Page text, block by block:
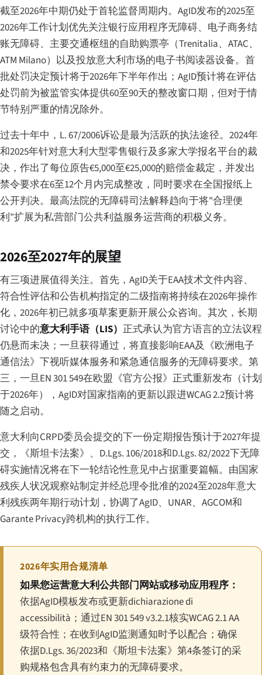
截至2026年中期仍处于首轮监督周期内。AgID发布的2025至
2026年工作计划优先关注银行应用程序无障碍、电子商务结
账无障碍、主要交通枢纽的自助购票亭（Trenitalia、ATAC、
ATM Milano）以及投放意大利市场的电子书阅读器设备。首
批处罚决定预计将于2026年下半年作出；AgID预计将在评估
处罚前为被监管实体提供60至90天的整改窗口期，但对于情
节特别严重的情况除外。
过去十年中，L. 67/2006诉讼是最为活跃的执法途径。2024年
和2025年针对意大利大型零售银行及多家大学报名平台的裁
决，作出了每位原告€5,000至€25,000的赔偿金裁定，并发出
禁令要求在6至12个月内完成整改，同时要求在全国报纸上
公开判决。最高法院的无障碍司法解释趋向于将"合理便
利"扩展为私营部门公共利益服务运营商的积极义务。
2026至2027年的展望
有三项进展值得关注。首先，AgID关于EAA技术文件内容、
符合性评估和公告机构指定的二级指南将持续在2026年操作
化，2026年初已就多项草案更新开展公众咨询。其次，长期
讨论中的意大利手语（LIS） 正式承认为官方语言的立法议程
仍悬而未决；一旦获得通过，将直接影响EAA及《欧洲电子
通信法》下视听媒体服务和紧急通信服务的无障碍要求。第
三，一旦EN 301 549在欧盟《官方公报》正式重新发布（计划
于2026年），AgID对国家指南的更新以跟进WCAG 2.2预计将
随之启动。
意大利向CRPD委员会提交的下一份定期报告预计于2027年提
交，《斯坦卡法案》、D.Lgs. 106/2018和D.Lgs. 82/2022下无障
碍实施情况将在下一轮结论性意见中占据重要篇幅。由国家
残疾人状况观察站制定并经总理令批准的2024至2028年意大
利残疾两年期行动计划，协调了AgID、UNAR、AGCOM和
Garante Privacy跨机构的执行工作。
2026年实用合规清单
如果您运营意大利公共部门网站或移动应用程序：
依据AgID模板发布或更新dichiarazione di
accessibilità ；通过EN 301 549 v3.2.1核实WCAG 2.1 AA
级符合性；在收到AgID监测通知时予以配合；确保
依据D.Lgs. 36/2023和《斯坦卡法案》第4条签订的采
购规格包含具有约束力的无障碍要求。